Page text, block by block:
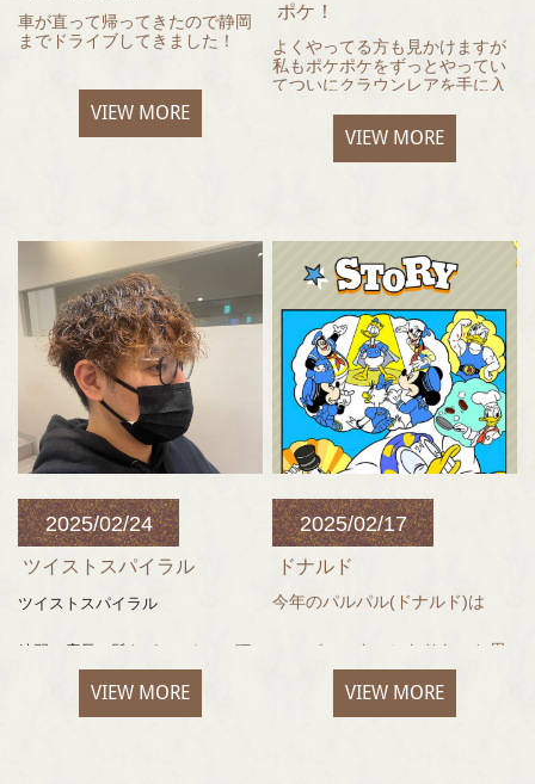
車が直って帰ってきたので静岡
までドライブしてきました！
天気も良くて富士山が綺麗に見
えました！VIEW MORE
ポケ！
よくやってる方も見かけますが
私もポケポケをずっとやってい
てついにクラウンレアを手に入
初のクラウンと思っていたら、
VIEW MORE
2025/02/24
ツイストスパイラル
ツイストスパイラル
練習で店長の髪をパーマさせて頂
きました！
パーマをかけると朝のスタイリン
VIEW MORE
2025/02/17
ドナルド
今年のパルパル(ドナルド)は
スーパースターになりたいと思
VIEW MORE